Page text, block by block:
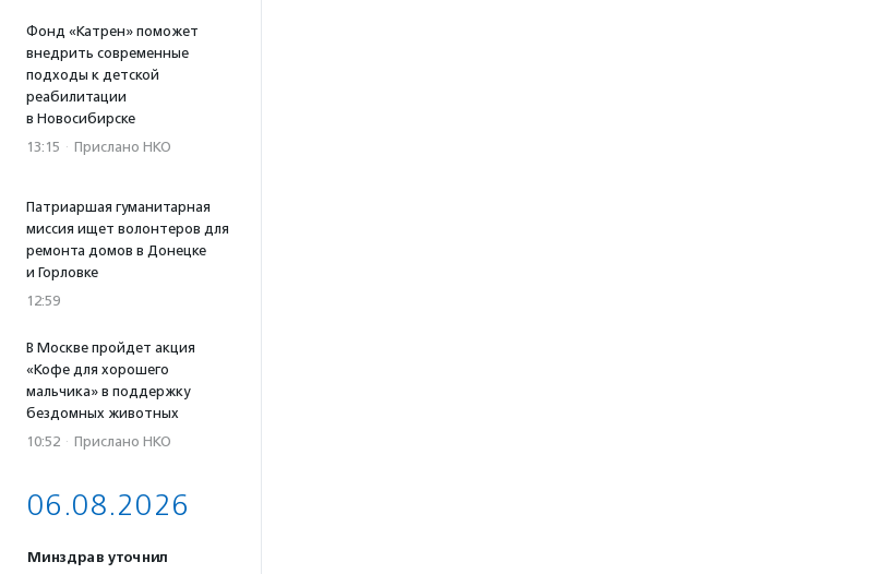
Фонд «Катрен» поможет
внедрить современные
подходы к детской
реабилитации
в Новосибирске
13:15 · Прислано НКО
Патриаршая гуманитарная
миссия ищет волонтеров для
ремонта домов в Донецке
и Горловке
12:59
В Москве пройдет акция
«Кофе для хорошего
мальчика» в поддержку
бездомных животных
10:52 · Прислано НКО
06.08.2026
Минздрав уточнил